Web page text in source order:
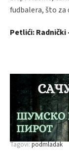
fudbalera, što za
Petlići: Radnički
Tagovi:podmladak